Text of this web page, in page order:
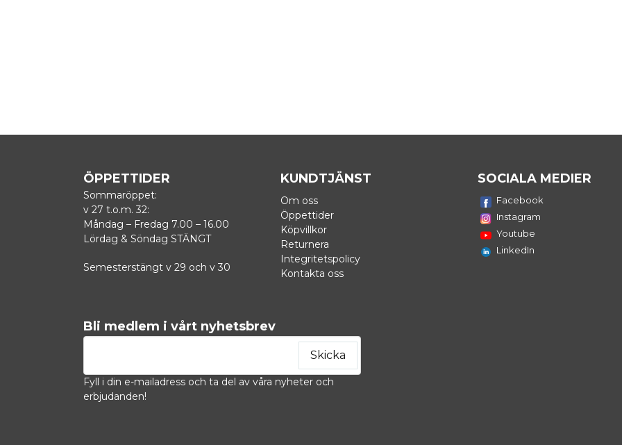
ÖPPETTIDER
Sommaröppet:
v 27 t.o.m. 32:
Måndag – Fredag 7.00 – 16.00
Lördag & Söndag STÄNGT
Semesterstängt v 29 och v 30
KUNDTJÄNST
Om oss
Öppettider
Köpvillkor
Returnera
Integritetspolicy
Kontakta oss
SOCIALA MEDIER
Facebook
Instagram
Youtube
LinkedIn
Bli medlem i vårt nyhetsbrev
Skicka
Fyll i din e-mailadress och ta del av våra nyheter och
erbjudanden!